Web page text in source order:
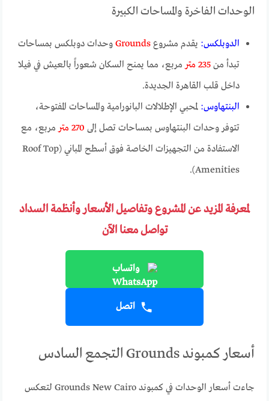
الوحدات الفاخرة والمساحات الكبيرة
الدوبلكس: يقدم مشروعGrounds وحدات دوبلكس بمساحات
تبدأ من235 متر
مربع، مما يمنح السكان شعوراً بالعيش في فيلا
داخل قلب القاهرة الجديدة.
البنتهاوس: لمحبي الإطلالات البانورامية والمساحات المفتوحة،
تتوفر وحدات البنتهاوس بمساحات تصل إلى 270 متر
مربع، مع
الاستفادة من التجهيزات الخاصة فوق أسطح المباني (Roof Top
Amenities).
لمعرفة المزيد عن المشروع وتفاصيل الأسعار وأنظمة السداد
تواصل معنا الآن
واتساب
اتصل
أسعار كمبوند Grounds التجمع السادس
جاءت أسعار الوحدات في كمبوند Grounds New Cairo لتعكس